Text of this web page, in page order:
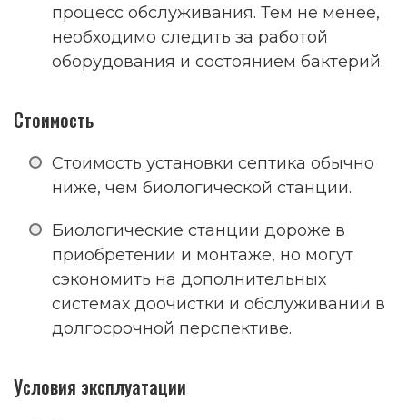
процесс обслуживания. Тем не менее,
необходимо следить за работой
оборудования и состоянием бактерий.
Стоимость
Стоимость установки септика обычно
ниже, чем биологической станции.
Биологические станции дороже в
приобретении и монтаже, но могут
сэкономить на дополнительных
системах доочистки и обслуживании в
долгосрочной перспективе.
Условия эксплуатации